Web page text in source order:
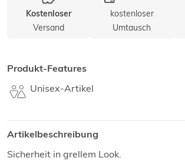
Kostenloser
Versand
kostenloser
Umtausch
Produkt-Features
Unisex-Artikel
Artikelbeschreibung
Sicherheit in grellem Look.